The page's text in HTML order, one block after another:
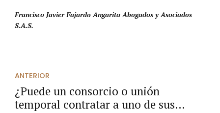
Francisco Javier Fajardo Angarita Abogados y Asociados
S.A.S.
ANTERIOR
¿Puede un consorcio o unión
temporal contratar a uno de sus